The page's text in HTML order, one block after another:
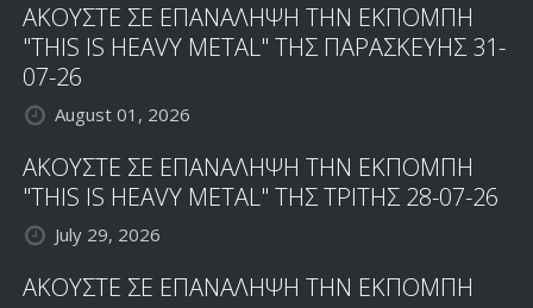
ΑΚΟΥΣΤΕ ΣΕ ΕΠΑΝΑΛΗΨΗ ΤΗΝ ΕΚΠΟΜΠΗ
"THIS IS HEAVY METAL" ΤΗΣ ΠΑΡΑΣΚΕΥΗΣ 31-
07-26
August 01, 2026
ΑΚΟΥΣΤΕ ΣΕ ΕΠΑΝΑΛΗΨΗ ΤΗΝ ΕΚΠΟΜΠΗ
"THIS IS HEAVY METAL" ΤΗΣ ΤΡΙΤΗΣ 28-07-26
July 29, 2026
ΑΚΟΥΣΤΕ ΣΕ ΕΠΑΝΑΛΗΨΗ ΤΗΝ ΕΚΠΟΜΠΗ